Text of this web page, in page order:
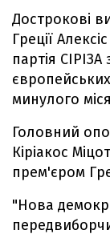
Дострокові
Греції
партія
минулого
Головний
Кіріакос
прем'єром
"Нова